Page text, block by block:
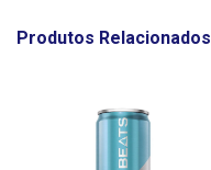
Produtos Relacionados